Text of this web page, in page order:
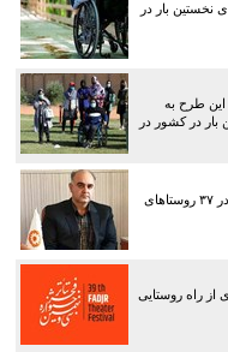
نخستین بار در
این طرح به
در کشور در
رئیس اداره بهزیستی شهرستان پاکدشت گفت: طرح توانبخشی مبتنی بر جامعه برای افراد معلول ساکن در ۳۷ روستاهای
و بهره‌برداری از راه روستایی